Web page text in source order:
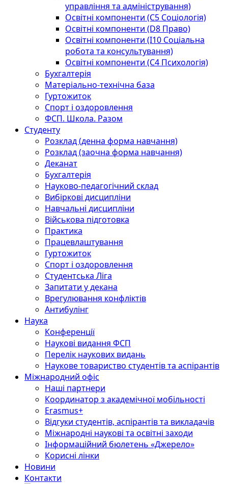
управління та адміністрування)
Освітні компоненти (С5 Соціологія)
Освітні компоненти (D8 Право)
Освітні компоненти (I10 Соціальна
робота та консультування)
Освітні компоненти (С4 Психологія)
Бухгалтерія
Матеріально-технічна база
Гуртожиток
Спорт і оздоровлення
ФСП. Школа. Разом
Студенту
Розклад (денна форма навчання)
Розклад (заочна форма навчання)
Деканат
Бухгалтерія
Науково-педагогічний склад
Вибіркові дисципліни
Навчальні дисципліни
Військова підготовка
Практика
Працевлаштування
Гуртожиток
Спорт і оздоровлення
Студентська Ліга
Запитати у декана
Врегулювання конфліктів
Антибулінг
Наука
Конференції
Наукові видання ФСП
Перелік наукових видань
Наукове товариство студентів та аспірантів
Міжнародний офіс
Наші партнери
Координатор з академічної мобільності
Erasmus+
Відгуки студентів, аспірантів та викладачів
Міжнародні наукові та освітні заходи
Інформаційний бюлетень «Джерело»
Корисні лінки
Новини
Контакти